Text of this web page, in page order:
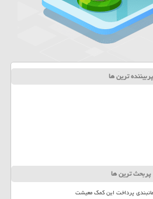
پربیننده ترین ها
پربحث ترین ها
پرداخت این کمک معیشت